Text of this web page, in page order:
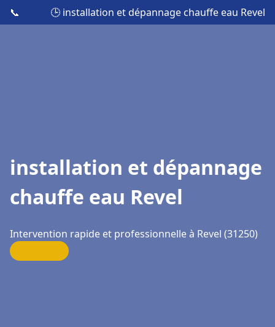
📞 🕒 installation et dépannage chauffe eau Revel
installation et dépannage
chauffe eau Revel
Intervention rapide et professionnelle à Revel (31250)